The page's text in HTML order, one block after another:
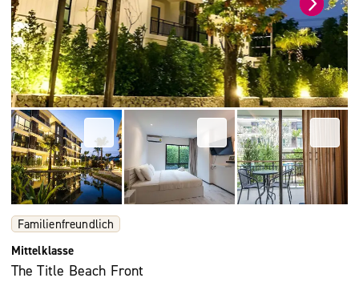
Familienfreundlich
Mittelklasse
The Title Beach Front